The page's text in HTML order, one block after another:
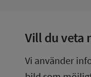
Vill du veta
Vi använder